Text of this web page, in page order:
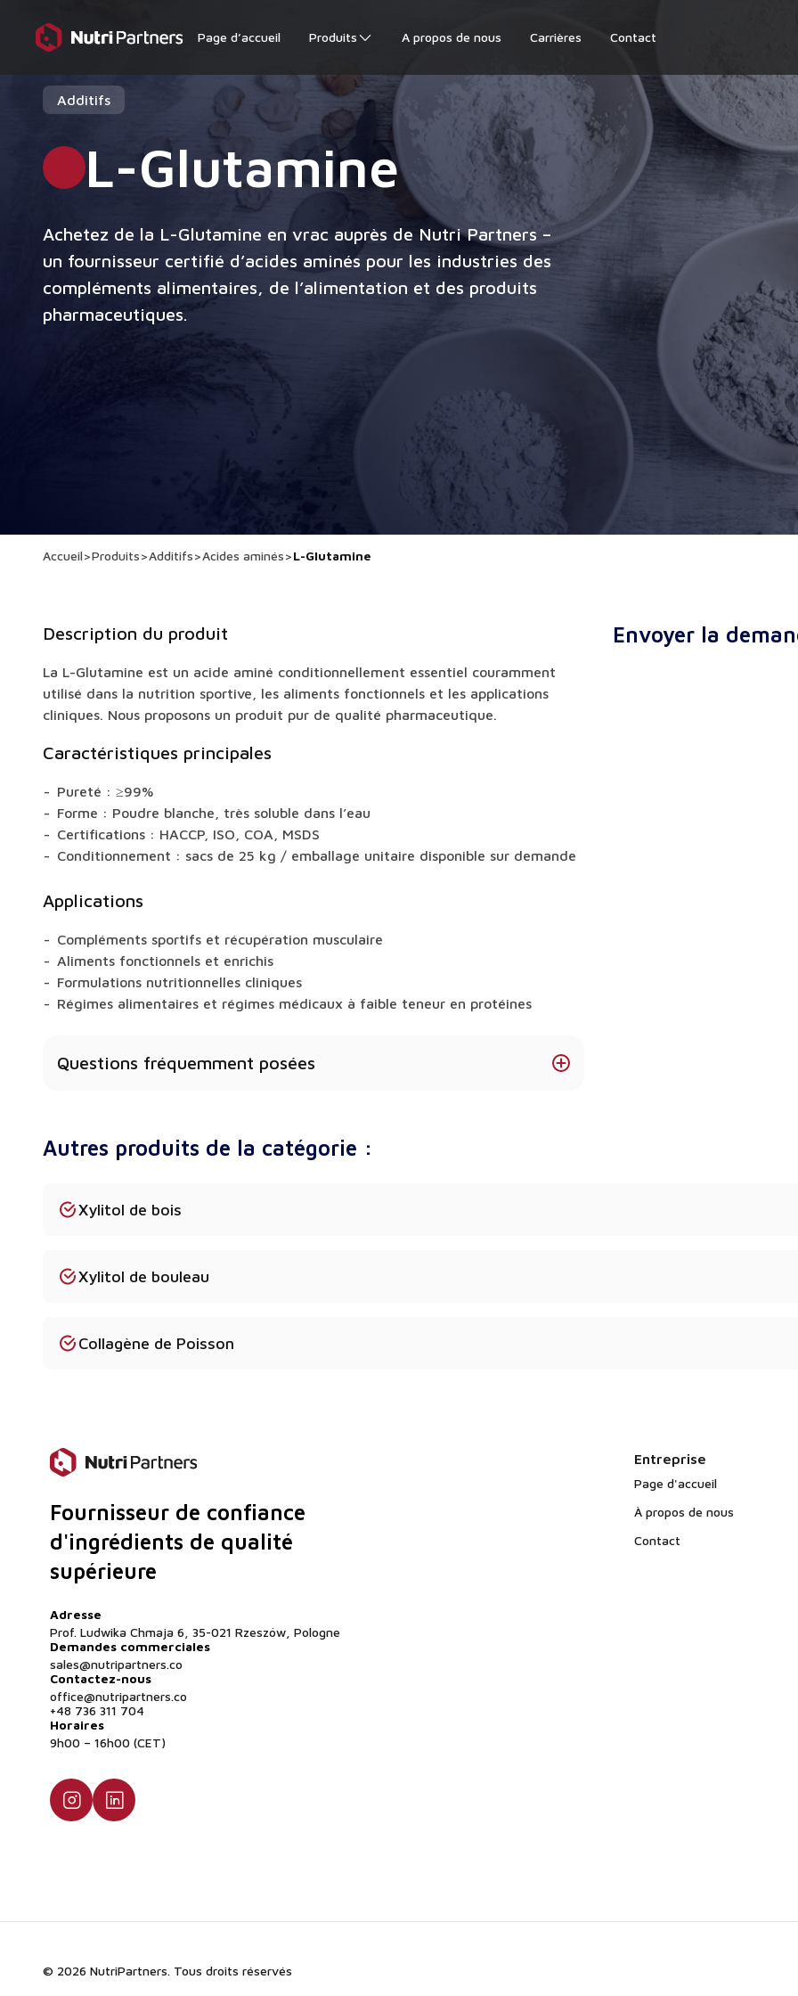
Page d’accueil Produits A propos de nous Carrières Contact
Additifs
L-Glutamine
Achetez de la L-Glutamine en vrac auprès de Nutri Partners –
un fournisseur certifié d’acides aminés pour les industries des
compléments alimentaires, de l’alimentation et des produits
pharmaceutiques.
Accueil>Produits>Additifs>Acides aminés>L-Glutamine
Description du produit
La L-Glutamine est un acide aminé conditionnellement essentiel couramment
utilisé dans la nutrition sportive, les aliments fonctionnels et les applications
cliniques. Nous proposons un produit pur de qualité pharmaceutique.
Caractéristiques principales
Pureté : ≥99%
Forme : Poudre blanche, très soluble dans l’eau
Certifications : HACCP, ISO, COA, MSDS
Conditionnement : sacs de 25 kg / emballage unitaire disponible sur demande
Applications
Compléments sportifs et récupération musculaire
Aliments fonctionnels et enrichis
Formulations nutritionnelles cliniques
Régimes alimentaires et régimes médicaux à faible teneur en protéines
Questions fréquemment posées
fermentation.
Oui - des échantillons de test et des paquets plus petits sont disponibles.
Généralement 2 à 3 ans à partir de la date de production si le produit est
Envoyer la
Autres produits de la catégorie :
Xylitol de bois
Xylitol de bouleau
Collagène de Poisson
Fournisseur de confiance
d'ingrédients de qualité
supérieure
Adresse
Prof. Ludwika Chmaja 6, 35-021 Rzeszów, Pologne
Demandes commerciales
sales@nutripartners.co
Contactez-nous
office@nutripartners.co
+48 736 311 704
Horaires
9h00 – 16h00 (CET)
Entreprise
Page d'accueil
À propos de nous
Contact
© 2026 NutriPartners. Tous droits réservés